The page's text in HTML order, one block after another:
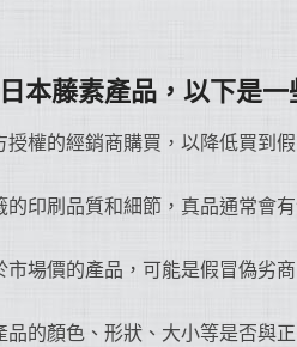
本藤素產品，以下是
權的經銷商購買，以降低買到假
印刷品質和細節，真品通常會
場價的產品，可能是假冒偽劣商
的顏色、形狀、大小等是否與正